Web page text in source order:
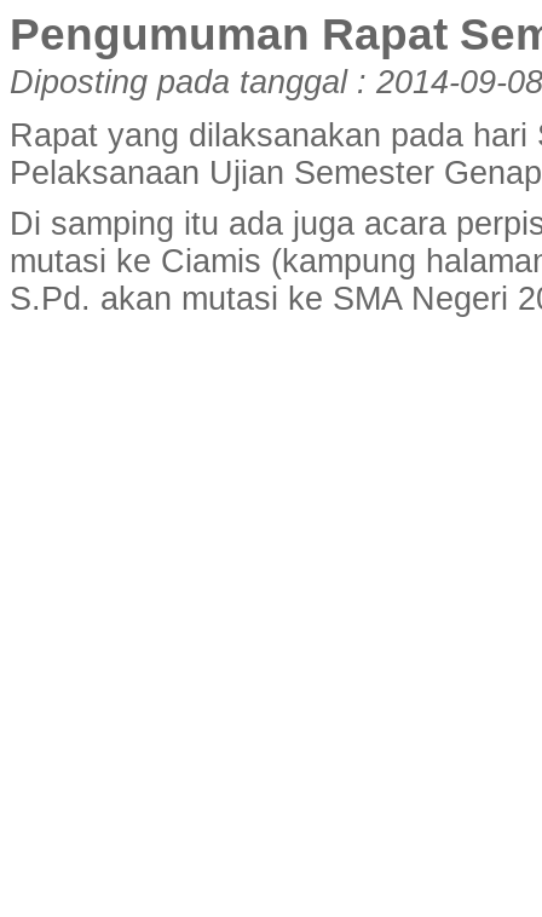
Pengumuman Rapat
Diposting pada tanggal : 2014-09-
Rapat yang dilaksanakan pada
Pelaksanaan Ujian Semester
Di samping itu ada juga acara
mutasi ke Ciamis (kampung
S.Pd. akan mutasi ke SMA Negeri